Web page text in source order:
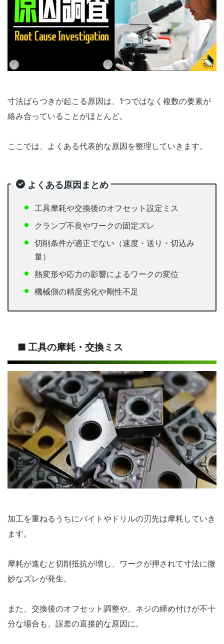
寸法ばらつきが起こる原因は、1つではなく複数の要素が
絡み合っていることがほとんど。
ここでは、よくある代表的な原因を整理していきます。
よくある原因まとめ
工具摩耗や交換後のオフセット設定ミス
クランプ不良やワークの固定ズレ
切削条件が適正でない（速度・送り・切込み
量）
熱変形や応力の影響によるワークの変位
機械側の精度劣化や剛性不足
■ 工具の摩耗・交換ミス
加工を重ねるうちにバイトやドリルの刃先は摩耗していき
ます。
摩耗が進むと切削抵抗が増し、ワークが押されて寸法に微
妙なズレが発生。
また、交換後のオフセット調整や、ネジの締め付けが不十
分な場合も、誤差の直接的な原因に。